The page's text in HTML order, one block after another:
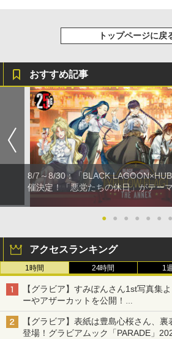
トップページに戻
おすすめ記事
8/7～8/30：「BLACK
催決定！「悪党たちの休日」がテー
● ● ● ● ● ● ●
アクセスランキング
1時間 24時間 1
【グラビア】すみぽんさん1st写真集
ーやアザーカットを公開！
タイトルは「offcourt（オフコート）
【グラビア】表紙は豊島心桜さん、
登場！グラビアムック「PARADE」